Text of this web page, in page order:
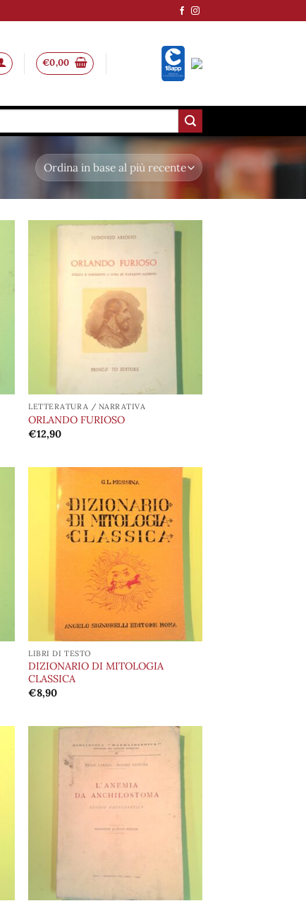
€0,00
LETTERATURA / NARRATIVA
ORLANDO FURIOSO
€12,90
Aggiungi
alla lista
dei
desideri
LIBRI DI TESTO
DIZIONARIO DI MITOLOGIA
CLASSICA
€8,90